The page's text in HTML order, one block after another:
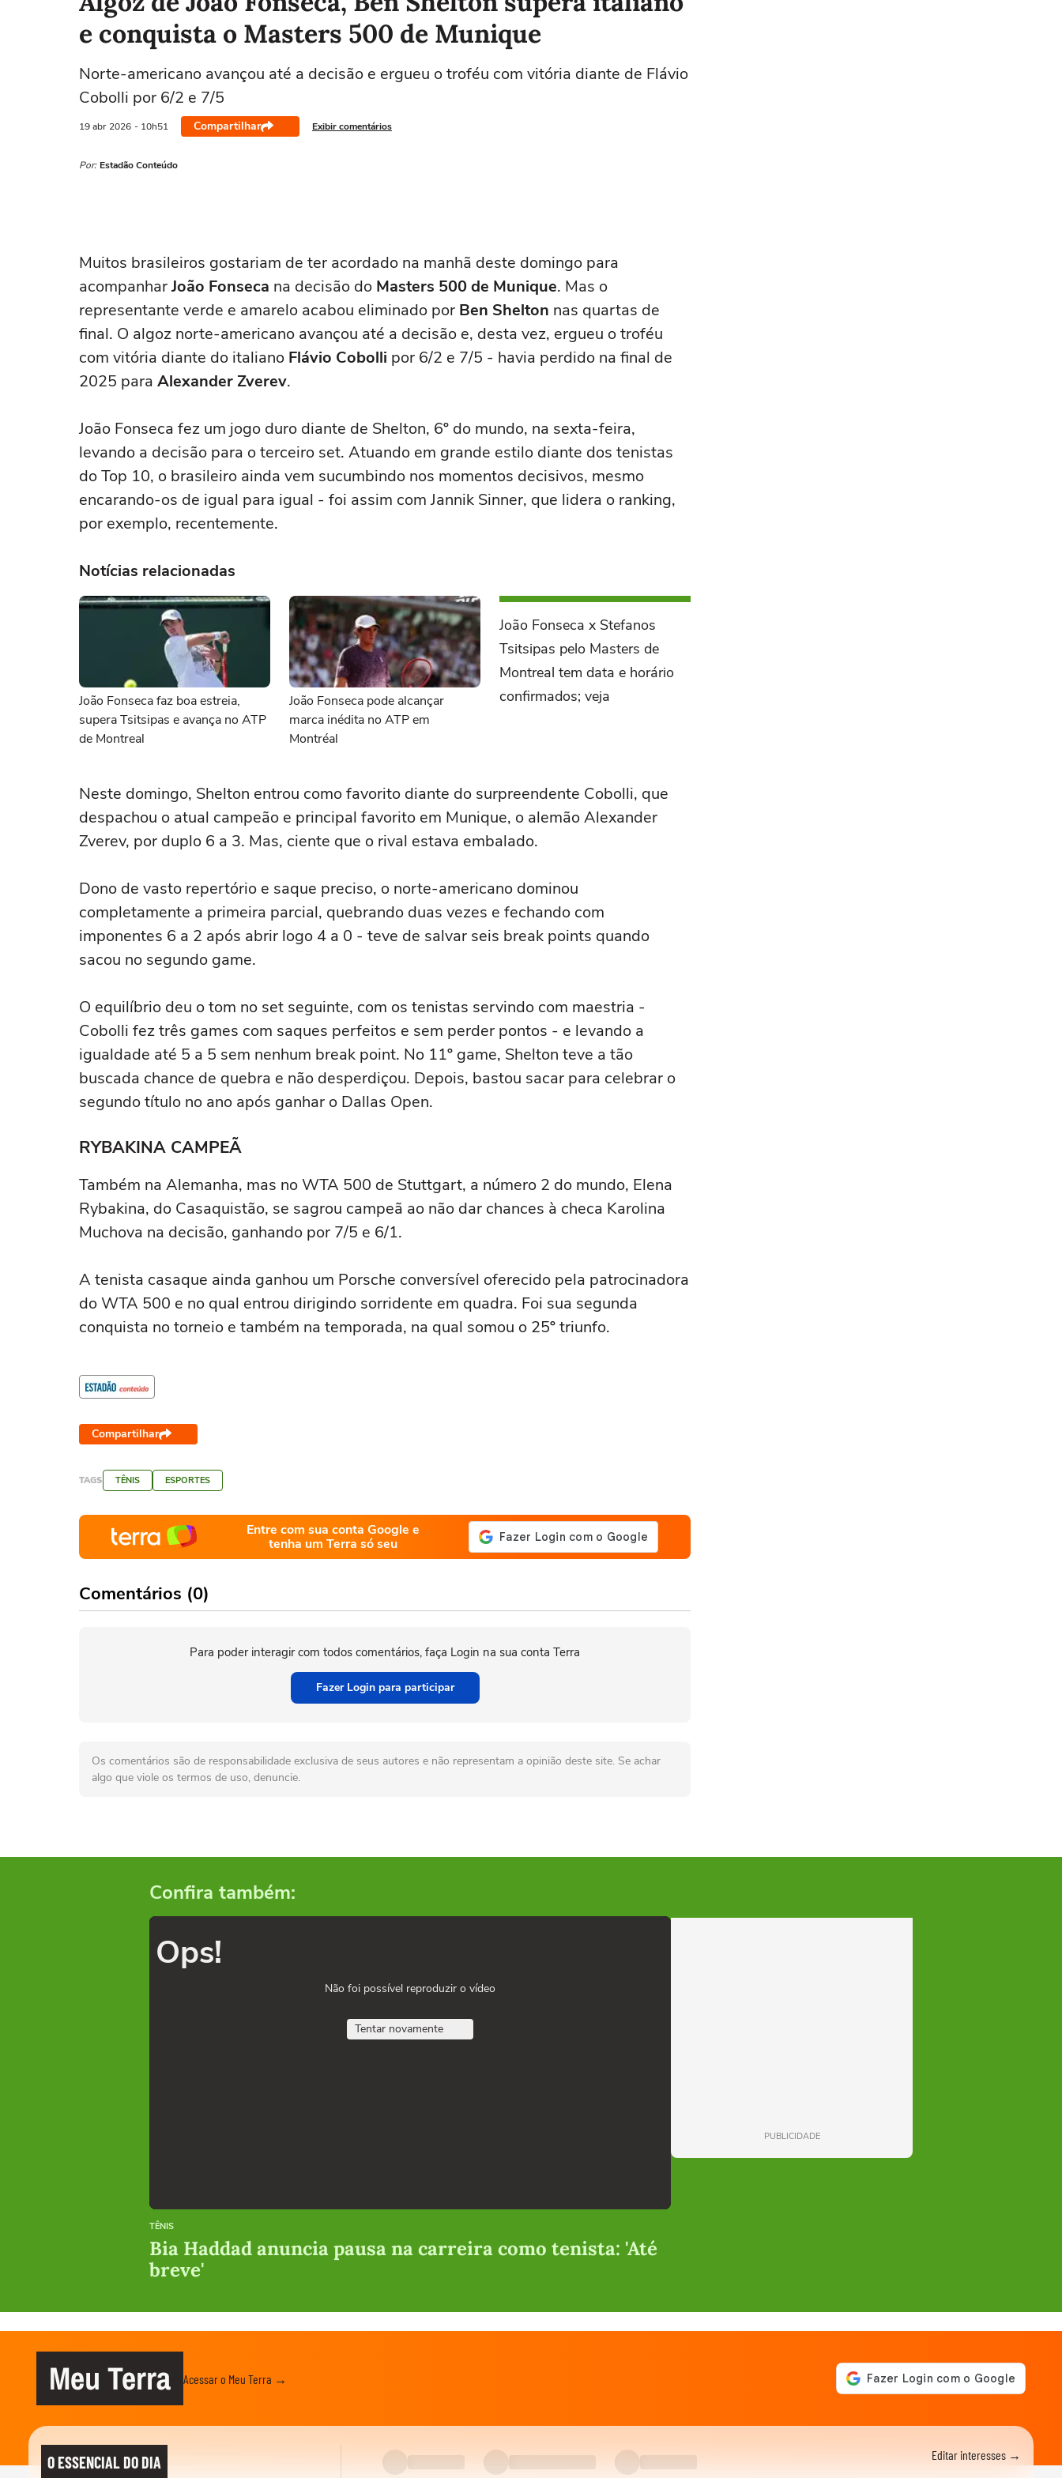
e conquista o Masters 500 de Munique
Norte-americano avançou até a decisão e ergueu o troféu com vitória diante de Flávio
Cobolli por 6/2 e 7/5
19 abr 2026 - 10h51 Compartilhar Exibir comentários
Por: Estadão Conteúdo
Muitos brasileiros gostariam de ter acordado na manhã deste domingo para
acompanharJoão Fonseca na decisão do Masters 500 de Munique. Mas o
representante verde e amarelo acabou eliminado por Ben Shelton nas quartas de
final. O algoz norte-americano avançou até a decisão e, desta vez, ergueu o troféu
com vitória diante do italiano Flávio Cobolli por 6/2 e 7/5 - havia perdido na final de
2025 para Alexander Zverev.
João Fonseca fez um jogo duro diante de Shelton, 6º do mundo, na sexta-feira,
levando a decisão para o terceiro set. Atuando em grande estilo diante dos tenistas
do Top 10, o brasileiro ainda vem sucumbindo nos momentos decisivos, mesmo
encarando-os de igual para igual - foi assim com Jannik Sinner, que lidera o ranking,
por exemplo, recentemente.
Notícias relacionadas
João Fonseca faz boa estreia,
supera Tsitsipas e avança no ATP
de Montreal
João Fonseca pode alcançar
marca inédita no ATP em
Montréal
João Fonseca x Stefanos
Tsitsipas pelo Masters de
Montreal tem data e horário
confirmados; veja
Neste domingo, Shelton entrou como favorito diante do surpreendente Cobolli, que
despachou o atual campeão e principal favorito em Munique, o alemão Alexander
Zverev, por duplo 6 a 3. Mas, ciente que o rival estava embalado.
Dono de vasto repertório e saque preciso, o norte-americano dominou
completamente a primeira parcial, quebrando duas vezes e fechando com
imponentes 6 a 2 após abrir logo 4 a 0 - teve de salvar seis break points quando
sacou no segundo game.
O equilíbrio deu o tom no set seguinte, com os tenistas servindo com maestria -
Cobolli fez três games com saques perfeitos e sem perder pontos - e levando a
igualdade até 5 a 5 sem nenhum break point. No 11º game, Shelton teve a tão
buscada chance de quebra e não desperdiçou. Depois, bastou sacar para celebrar o
segundo título no ano após ganhar o Dallas Open.
RYBAKINA CAMPEÃ
Também na Alemanha, mas no WTA 500 de Stuttgart, a número 2 do mundo, Elena
Rybakina, do Casaquistão, se sagrou campeã ao não dar chances à checa Karolina
Muchova na decisão, ganhando por 7/5 e 6/1.
A tenista casaque ainda ganhou um Porsche conversível oferecido pela patrocinadora
do WTA 500 e no qual entrou dirigindo sorridente em quadra. Foi sua segunda
conquista no torneio e também na temporada, na qual somou o 25º triunfo.
Compartilhar
TAGS TÊNIS ESPORTES
Entre com sua conta Google e
tenha um Terra só seu
Comentários (0)
Para poder interagir com todos comentários, faça Login na sua conta Terra
Fazer Login para participar
Os comentários são de responsabilidade exclusiva de seus autores e não representam a opinião deste site. Se achar
algo que viole os termos de uso, denuncie.
Confira também:
Ops!
Não foi possível reproduzir o vídeo
Tentar novamente
TÊNIS
Bia Haddad anuncia pausa na carreira como tenista: 'Até
breve'
PUBLICIDADE
Meu Terra Acessar o Meu Terra →
O ESSENCIAL DO DIA Editar interesses →